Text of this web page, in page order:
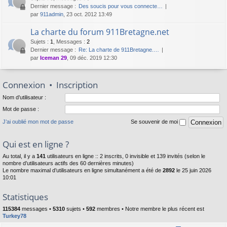
Dernier message : Des soucis pour vous connecte…
par 911admin , 23 oct. 2012 13:49
La charte du forum 911Bretagne.net
Sujets : 1 Messages : 2
Dernier message : Re: La charte de 911Bretagne.…
par Iceman 29 , 09 déc. 2019 12:30
Connexion • Inscription
Nom d’utilisateur :
Mot de passe :
J’ai oublié mon mot de passe Se souvenir de moi
Qui est en ligne ?
Au total, il y a 141 utilisateurs en ligne :: 2 inscrits, 0 invisible et 139 invités (selon le
nombre d’utilisateurs actifs des 60 dernières minutes)
Le nombre maximal d’utilisateurs en ligne simultanément a été de 2892 le 25 juin 2026
10:01
Statistiques
115384 messages • 5310 sujets • 592 membres • Notre membre le plus récent est
Turkey78